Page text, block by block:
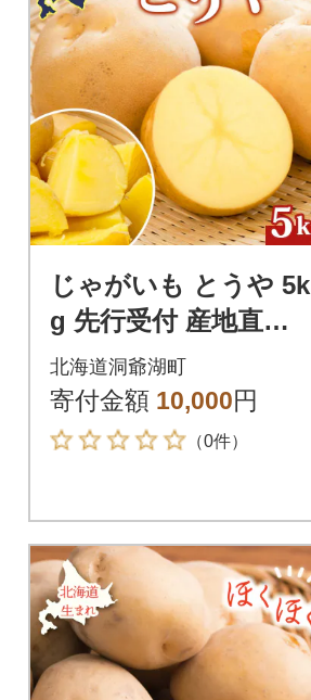
じゃがいも とうや 5k
g 先行受付 産地直送
北海道 洞爺湖 2026年
9月下旬以降発送予定
北海道洞爺湖町
寄付金額 10,000円
（0件）